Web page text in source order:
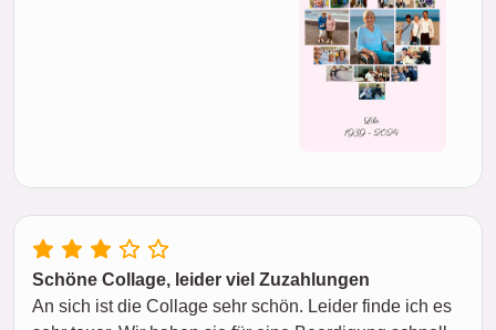
Schöne Collage, leider viel Zuzahlungen
An sich ist die Collage sehr schön. Leider finde ich es